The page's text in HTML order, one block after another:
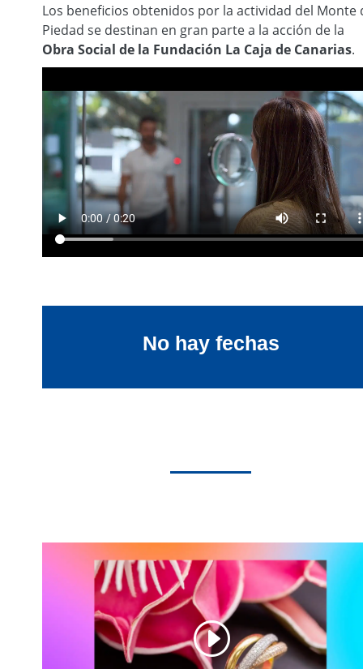
Los beneficios obtenidos por la actividad del Monte
Piedad se destinan en gran parte a la acción de la
Obra Social de la Fundación La Caja de Canarias.
No hay fechas